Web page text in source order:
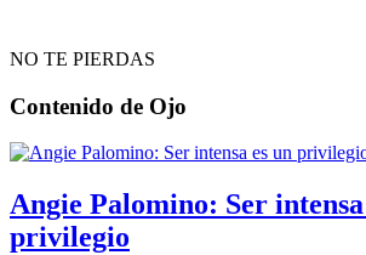
NO TE PIERDAS
Contenido de Ojo
Angie Palomino: Ser intensa
privilegio